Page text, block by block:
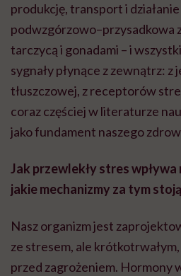
produkcję, transport i
podwzgórzowo–przysadkowa
tarczycą i gonadami – i
sygnały płynące z zewnątrz: z
tłuszczowej, z receptorów
coraz częściej w literaturze
jako fundament naszego
Jak przewlekły stres wpływa
jakie mechanizmy za tym
Nasz organizm jest
ze stresem, ale
przed zagrożeniem. Hormony